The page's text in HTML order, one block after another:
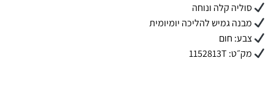
סוליה קלה ונוחה
מבנה גמיש להליכה יומיומית
צבע: חום
מק״ט: 1152813T